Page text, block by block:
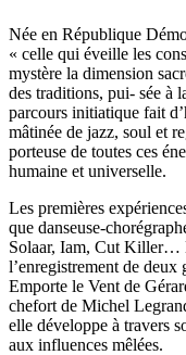
Née en République
« celle qui éveille les
mystère la dimension
des traditions, pui- sée à
parcours initiatique fait
mâtinée de jazz, soul et
porteuse de toutes ces
humaine et universelle.
Les premières
que danseuse-
Solaar, Iam, Cut Killer…
l’enregistrement de deux
Emporte le Vent de
chefort de Michel
elle développe à travers
aux influences mêlées.